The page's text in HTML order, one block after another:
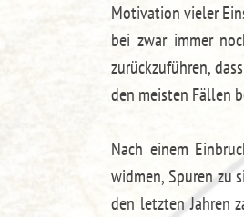
Motivation vieler
bei zwar immer
zurückzuführen,
den meisten Fällen
Nach einem
widmen, Spuren zu
den letzten Jahren